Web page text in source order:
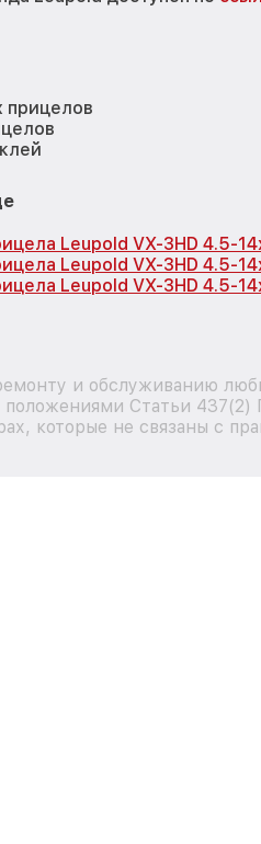
прицелов
Leupold VX-3HD 4.5-
Leupold VX-3HD 4.5-
Leupold VX-3HD 4.5-
и обслуживанию
Статьи 437(2)
которые не связаны с